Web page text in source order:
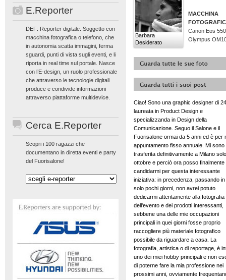
E.Reporter
DEF: Reporter digitale. Soggetto con
macchina fotografica o telefono, che
in autonomia scatta immagini, ferma
sguardi, punti di vista sugli eventi, e li
riporta in real time sul portale. Nasce
con l’E-design, un ruolo professionale
che attraverso le tecnologie digitali
produce e condivide informazioni
attraverso piattaforme multidevice.
Cerca E.Reporter
Scopri i 100 ragazzi che
documentano in diretta eventi e party
del Fuorisalone!
Barbara
Desiderato
MACCHINA
Canon Eos
Olympus
Ciao! Sono una graphic designer di
laureata in Product Design e
specializzanda in Design della
Comunicazione. Seguo il Salone e il
Fuorisalone ormai da 5 anni ed è per
appuntamento fisso annuale. Mi sono
trasferita definitivamente a Milano
ottobre e perciò ora posso finalmente
candidarmi per questa interessante
iniziativa: in precedenza, passando in
solo pochi giorni, non avrei potuto
dedicarmi attentamente alla fotografia
dell'evento e dei prodotti interessanti,
sebbene una delle mie occupazioni
principali in quei giorni fosse proprio
raccogliere più materiale fotografico
possibile da riguardare a casa. La
fotografia, artistica o di reportage, è
uno dei miei hobby principali e non
di poterne fare la mia professione nei
prossimi anni, ovviamente